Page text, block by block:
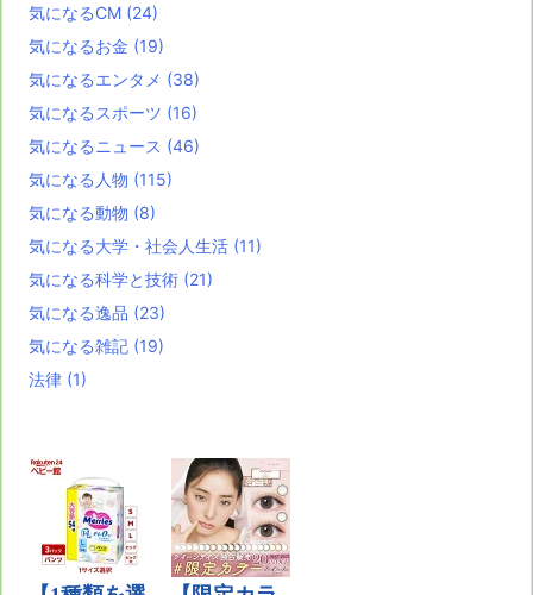
気になるCM (24)
気になるお金 (19)
気になるエンタメ (38)
気になるスポーツ (16)
気になるニュース (46)
気になる人物 (115)
気になる動物 (8)
気になる大学・社会人生活 (11)
気になる科学と技術 (21)
気になる逸品 (23)
気になる雑記 (19)
法律 (1)